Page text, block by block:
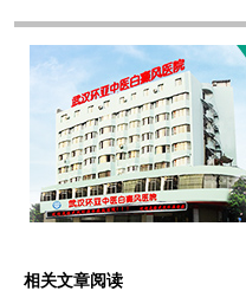
相关文章阅读